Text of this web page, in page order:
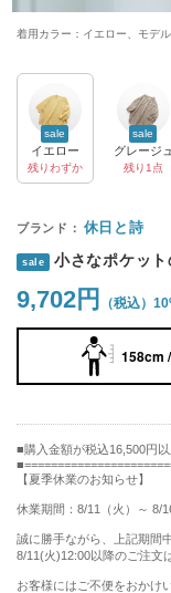
着用カラー：イエロー、モデ
sale
イエロー
残りわずか
sale
グレージュ
残り1点
休日と詩
sale 小さなポケッ
9,702円
158cm
購入金額が税込16,500円
【夏季休業のお知らせ】
休業期間：8/11（火）～ 8/
誠に勝手ながら、上記期間
8/11(火)12:00以降のご注文
お客様にはご不便をおかけ